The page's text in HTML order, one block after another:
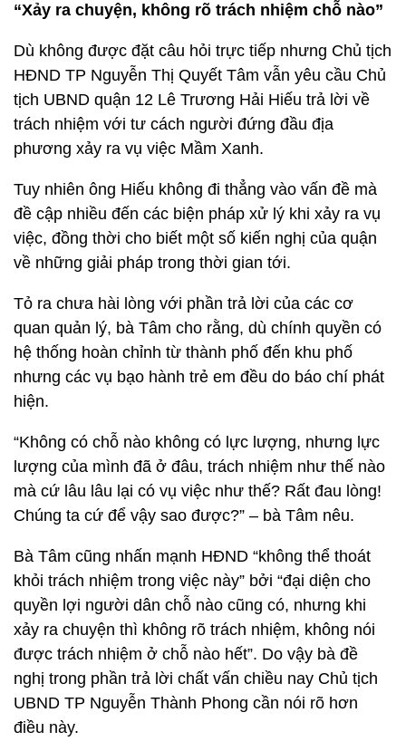
“Xảy ra chuyện, không rõ trách nhiệm chỗ nào”
Dù không được đặt câu hỏi trực tiếp nhưng Chủ tịch
HĐND TP Nguyễn Thị Quyết Tâm vẫn yêu cầu Chủ
tịch UBND quận 12 Lê Trương Hải Hiếu trả lời về
trách nhiệm với tư cách người đứng đầu địa
phương xảy ra vụ việc Mầm Xanh.
Tuy nhiên ông Hiếu không đi thẳng vào vấn đề mà
đề cập nhiều đến các biện pháp xử lý khi xảy ra vụ
việc, đồng thời cho biết một số kiến nghị của quận
về những giải pháp trong thời gian tới.
Tỏ ra chưa hài lòng với phần trả lời của các cơ
quan quản lý, bà Tâm cho rằng, dù chính quyền có
hệ thống hoàn chỉnh từ thành phố đến khu phố
nhưng các vụ bạo hành trẻ em đều do báo chí phát
hiện.
“Không có chỗ nào không có lực lượng, nhưng lực
lượng của mình đã ở đâu, trách nhiệm như thế nào
mà cứ lâu lâu lại có vụ việc như thế? Rất đau lòng!
Chúng ta cứ để vậy sao được?” – bà Tâm nêu.
Bà Tâm cũng nhấn mạnh HĐND “không thể thoát
khỏi trách nhiệm trong việc này” bởi “đại diện cho
quyền lợi người dân chỗ nào cũng có, nhưng khi
xảy ra chuyện thì không rõ trách nhiệm, không nói
được trách nhiệm ở chỗ nào hết”. Do vậy bà đề
nghị trong phần trả lời chất vấn chiều nay Chủ tịch
UBND TP Nguyễn Thành Phong cần nói rõ hơn
điều này.